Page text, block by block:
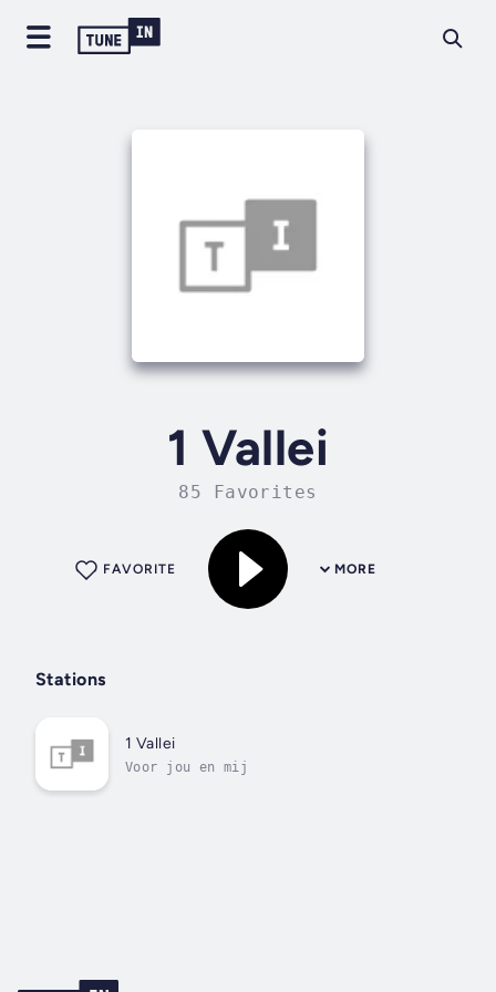
1 Vallei
85 Favorites
MORE
FAVORITE
Stations
1 Vallei
Voor jou en mij